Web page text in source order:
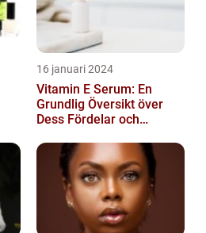
16 januari 2024
Vitamin E Serum: En
Grundlig Översikt över
Dess Fördelar och